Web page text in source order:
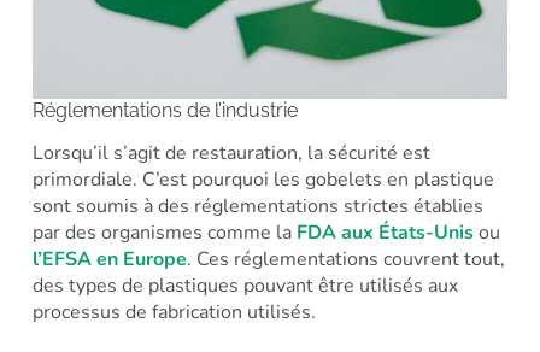
Réglementations de l’industrie
Lorsqu’il s’agit de restauration, la sécurité est
primordiale. C’est pourquoi les gobelets en plastique
sont soumis à des réglementations strictes établies
par des organismes comme la FDA aux États-Unisou
l’EFSA en Europe. Ces réglementations couvrent tout,
des types de plastiques pouvant être utilisés aux
processus de fabrication utilisés.